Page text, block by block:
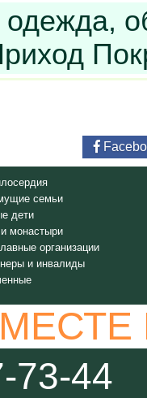
одежда,
семьи
дети
монастыри
организации
и инвалиды
73-44